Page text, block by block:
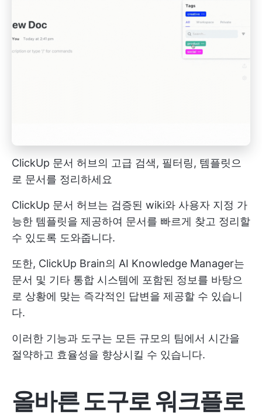
ClickUp 문서 허브의 고급 검색, 필터링, 템플릿으
로 문서를 정리하세요
ClickUp 문서 허브는 검증된 wiki와 사용자 지정 가
능한 템플릿을 제공하여 문서를 빠르게 찾고 정리할
수 있도록 도와줍니다.
또한, ClickUp Brain의 AI Knowledge Manager는
문서 및 기타 통합 시스템에 포함된 정보를 바탕으
로 상황에 맞는 즉각적인 답변을 제공할 수 있습니
다.
이러한 기능과 도구는 모든 규모의 팀에서 시간을
절약하고 효율성을 향상시킬 수 있습니다.
올바른 도구로 워크플로